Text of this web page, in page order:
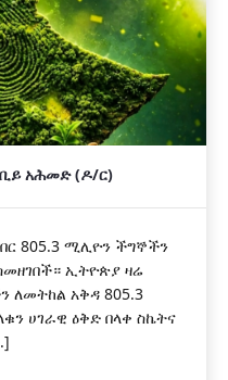
አሕመድ (ዶ/ር)
805.3 ሚሊዮን ችግኞችን
ኢትዮጵያ ዛሬ
ለመትከል አቅዳ 805.3
ሀገራዊ ዕቅድ በላቀ ስኬትና